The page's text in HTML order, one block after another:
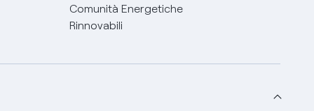
Comunità Energetiche
Rinnovabili